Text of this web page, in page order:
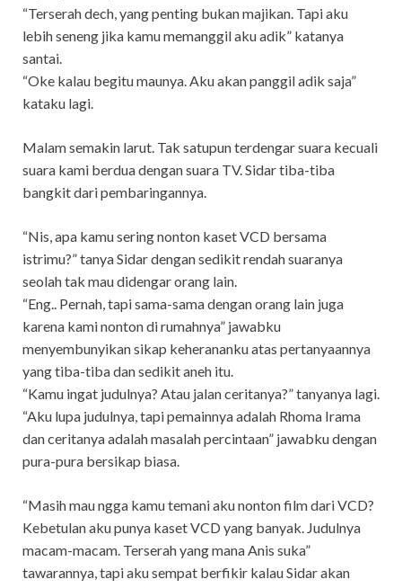
“Terserah dech, yang penting bukan majikan. Tapi aku
lebih seneng jika kamu memanggil aku adik” katanya
santai.
“Oke kalau begitu maunya. Aku akan panggil adik saja”
kataku lagi.
Malam semakin larut. Tak satupun terdengar suara kecuali
suara kami berdua dengan suara TV. Sidar tiba-tiba
bangkit dari pembaringannya.
“Nis, apa kamu sering nonton kaset VCD bersama
istrimu?” tanya Sidar dengan sedikit rendah suaranya
seolah tak mau didengar orang lain.
“Eng.. Pernah, tapi sama-sama dengan orang lain juga
karena kami nonton di rumahnya” jawabku
menyembunyikan sikap keherananku atas pertanyaannya
yang tiba-tiba dan sedikit aneh itu.
“Kamu ingat judulnya? Atau jalan ceritanya?” tanyanya lagi.
“Aku lupa judulnya, tapi pemainnya adalah Rhoma Irama
dan ceritanya adalah masalah percintaan” jawabku dengan
pura-pura bersikap biasa.
“Masih mau ngga kamu temani aku nonton film dari VCD?
Kebetulan aku punya kaset VCD yang banyak. Judulnya
macam-macam. Terserah yang mana Anis suka”
tawarannya, tapi aku sempat berfikir kalau Sidar akan